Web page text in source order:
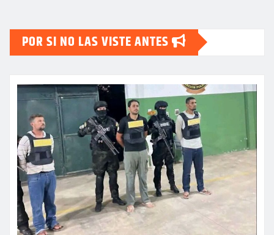
POR SI NO LAS VISTE ANTES